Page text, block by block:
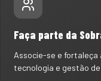
Faça parte da
Associe-se e
tecnologia e gestão